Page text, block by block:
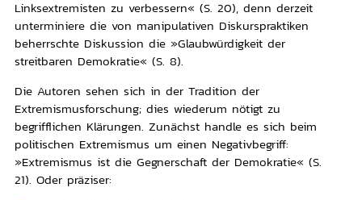
Linksextremisten zu verbessern« (S. 20), denn derzeit
unterminiere die von manipulativen Diskurspraktiken
beherrschte Diskussion die »Glaubwürdigkeit der
streitbaren Demokratie« (S. 8).
Die Autoren sehen sich in der Tradition der
Extremismusforschung; dies wiederum nötigt zu
begrifflichen Klärungen. Zunächst handle es sich beim
politischen Extremismus um einen Negativbegriff:
»Extremismus ist die Gegnerschaft der Demokratie« (S.
21). Oder präziser: